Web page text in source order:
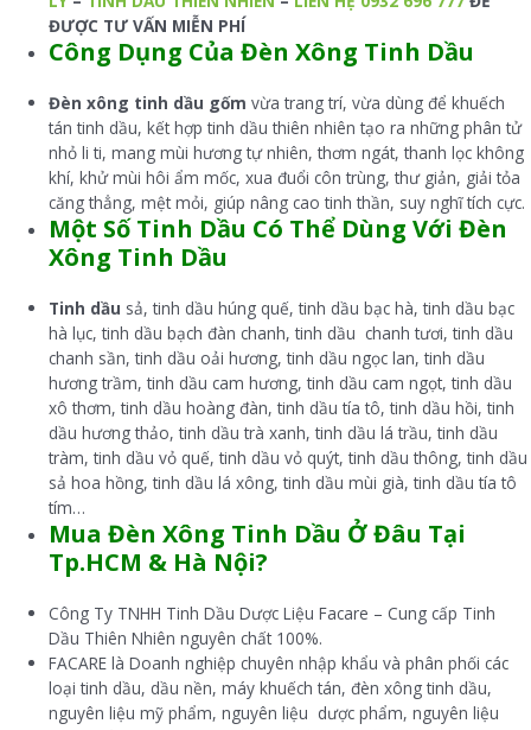
ĐƯỢC TƯ VẤN MIỄN PHÍ
Công Dụng Của Đèn Xông Tinh Dầu
Đèn xông tinh dầu gốm vừa trang trí, vừa dùng để khuếch
tán tinh dầu, kết hợp tinh dầu thiên nhiên tạo ra những phân tử
nhỏ li ti, mang mùi hương tự nhiên, thơm ngát, thanh lọc không
khí, khử mùi hôi ẩm mốc, xua đuổi côn trùng, thư giản, giải tỏa
căng thẳng, mệt mỏi, giúp nâng cao tinh thần, suy nghĩ tích cực.
Một Số Tinh Dầu Có Thể Dùng Với Đèn
Xông Tinh Dầu
Tinh dầu sả, tinh dầu húng quế, tinh dầu bạc hà, tinh dầu bạc
hà lục, tinh dầu bạch đàn chanh, tinh dầu chanh tươi, tinh dầu
chanh sần, tinh dầu oải hương, tinh dầu ngọc lan, tinh dầu
hương trầm, tinh dầu cam hương, tinh dầu cam ngọt, tinh dầu
xô thơm, tinh dầu hoàng đàn, tinh dầu tía tô, tinh dầu hồi, tinh
dầu hương thảo, tinh dầu trà xanh, tinh dầu lá trầu, tinh dầu
tràm, tinh dầu vỏ quế, tinh dầu vỏ quýt, tinh dầu thông, tinh dầu
sả hoa hồng, tinh dầu lá xông, tinh dầu mùi già, tinh dầu tía tô
tím…
Mua Đèn Xông Tinh Dầu ỞĐâu Tại
Tp.HCM & Hà Nội?
Công Ty TNHH Tinh Dầu Dược Liệu Facare – Cung cấp Tinh
Dầu Thiên Nhiên nguyên chất 100%.
FACARE là Doanh nghiệp chuyên nhập khẩu và phân phối các
loại tinh dầu, dầu nền, máy khuếch tán, đèn xông tinh dầu,
nguyên liệu mỹ phẩm, nguyên liệu dược phẩm, nguyên liệu